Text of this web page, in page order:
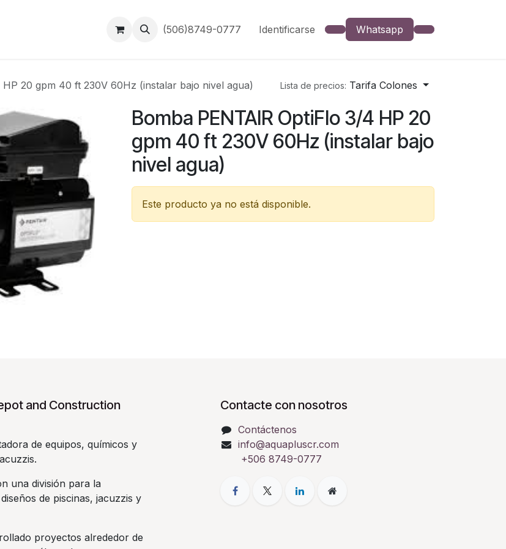
(506)8749-0777 Identificarse Whatsapp
20 gpm 40 ft 230V 60Hz (instalar bajo nivel agua) Lista de precios: Tarifa Colones
Bomba PENTAIR OptiFlo 3/4 HP 20
gpm 40 ft 230V 60Hz (instalar bajo
nivel agua)
Este producto ya no está disponible.
and Construction
de equipos, químicos y
una división para la
de piscinas, jacuzzis y
proyectos alrededor de
Contacte con nosotros
Contáctenos
info@aquapluscr.com
+506 8749-0777